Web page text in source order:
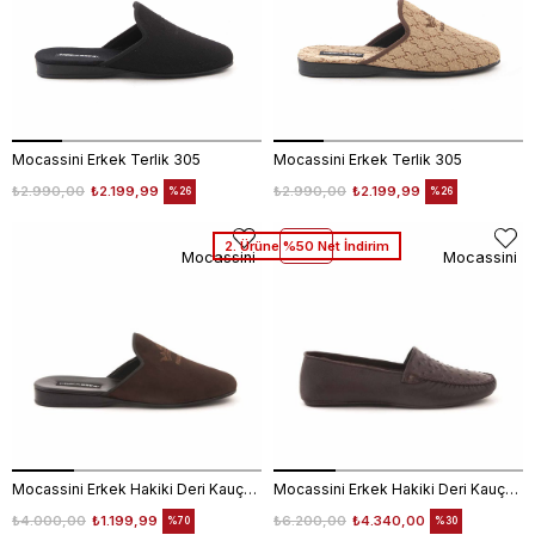
Mocassini Erkek Terlik 305
₺2.199,99
₺2.990,00 %26
Mocassini Erkek Terlik 305
₺2.199,99
₺2.990,00 %26
Mocassini Erkek Hakiki Deri Kauçuk Taban Kahverengi Terlik Terlik
₺1.199,99
₺4.000,00 %70
Mocassini
Mocassini Erkek Hakiki Deri Kauçuk Taban Kahverengi Terlik Terlik
₺4.340,00
₺6.200,00 %30
2. Ürüne %50 Net İndirim
Mocassini